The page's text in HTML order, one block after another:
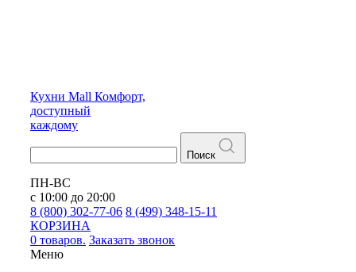
Кухни Mall Комфорт,
доступный
каждому
Поиск
ПН-ВС
с 10:00 до 20:00
8 (800) 302-77-06 8 (499) 348-15-11
КОРЗИНА
0 товаров. Заказать звонок
Меню